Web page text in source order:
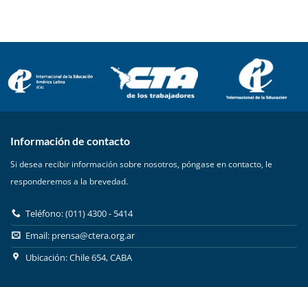
Información de contacto
Si desea recibir información sobre nosotros, póngase en contacto, le
responderemos a la brevedad.
Teléfono: (011) 4300 - 5414
Email: prensa@ctera.org.ar
Ubicación: Chile 654, CABA